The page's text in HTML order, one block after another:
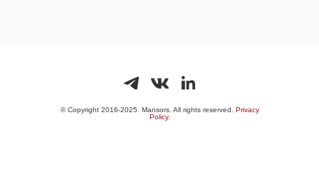
© Copyright 2016-2025. Mansors. All rights reserved. Privacy
Policy.